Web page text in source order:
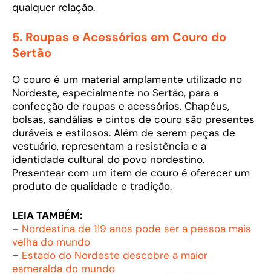
qualquer relação.
5. Roupas e Acessórios em Couro do
Sertão
O couro é um material amplamente utilizado no
Nordeste, especialmente no Sertão, para a
confecção de roupas e acessórios. Chapéus,
bolsas, sandálias e cintos de couro são presentes
duráveis e estilosos. Além de serem peças de
vestuário, representam a resistência e a
identidade cultural do povo nordestino.
Presentear com um item de couro é oferecer um
produto de qualidade e tradição.
LEIA TAMBÉM:
– Nordestina de 119 anos pode ser a pessoa mais
velha do mundo
– Estado do Nordeste descobre a maior
esmeralda do mundo